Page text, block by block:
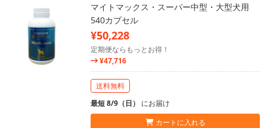
マイトマックス・スーパー中型・大型犬用
540カプセル
¥50,228
定期便ならもっとお得！
¥47,716
送料無料
最短 8/9（日） にお届け
カートに入れる